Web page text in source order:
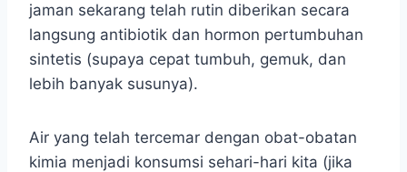
jaman sekarang telah rutin diberikan secara
langsung antibiotik dan hormon pertumbuhan
sintetis (supaya cepat tumbuh, gemuk, dan
lebih banyak susunya).
Air yang telah tercemar dengan obat-obatan
kimia menjadi konsumsi sehari-hari kita (jika